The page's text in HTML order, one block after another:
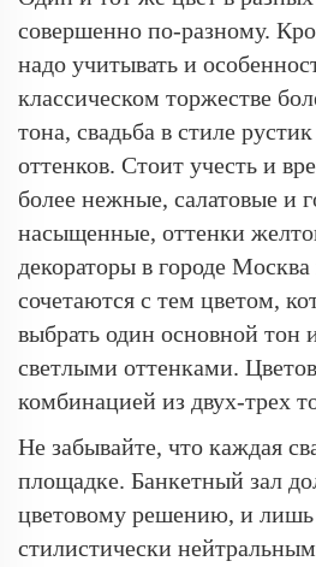
совершенно по-разному.
надо учитывать и
классическом торжестве
тона, свадьба в стиле
оттенков. Стоит учесть и
более нежные, салатовые и
насыщенные, оттенки
декораторы в городе
сочетаются с тем цветом,
выбрать один основной тон
светлыми оттенками.
комбинацией из двух-трех
Не забывайте, что каждая
площадке. Банкетный зал
цветовому решению, и
стилистически